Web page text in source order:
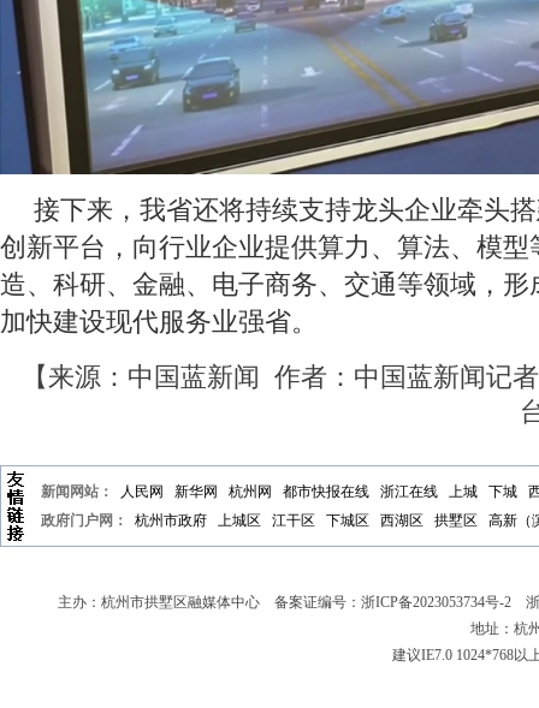
接下来，我省还将持续支持龙头企业牵头
创新平台，向行业企业提供算力、算法、模
造、科研、金融、电子商务、交通等领域，
加快建设现代服务业强省。
【来源：中国蓝新闻 作者：中国蓝新闻记
新闻网站： 人民网 新华网 杭州网 都市快报在线 浙江在线 上城 下城
政府门户网：
杭州市政府 上城区 江干区 下城区 西湖区 拱墅区 高新（
主办：杭州市拱墅区融媒体中心 备案证编号： 浙ICP备2023053734号-2 浙
地址：杭
建议IE7.0 1024*768